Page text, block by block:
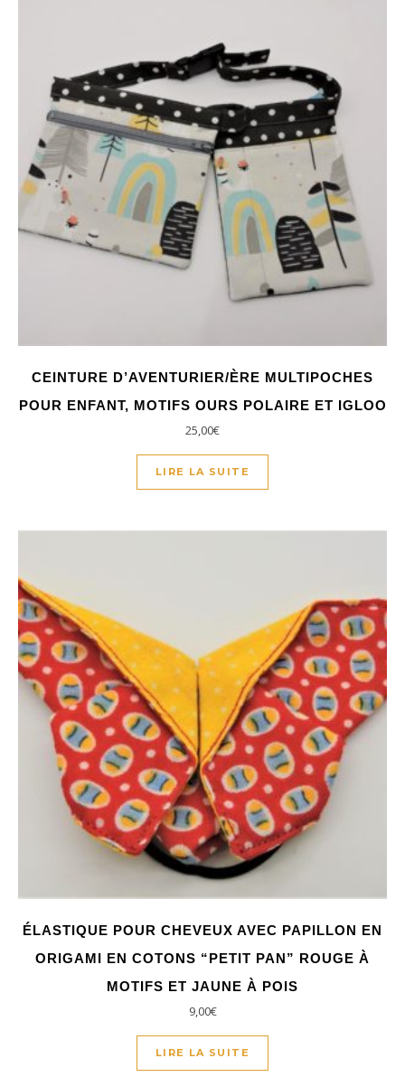
CEINTURE D’AVENTURIER/ÈRE MULTIPOCHES
POUR ENFANT, MOTIFS OURS POLAIRE ET IGLOO
25,00€
LIRE LA SUITE
ÉLASTIQUE POUR CHEVEUX AVEC PAPILLON EN
ORIGAMI EN COTONS “PETIT PAN” ROUGE À
MOTIFS ET JAUNE À POIS
9,00€
LIRE LA SUITE